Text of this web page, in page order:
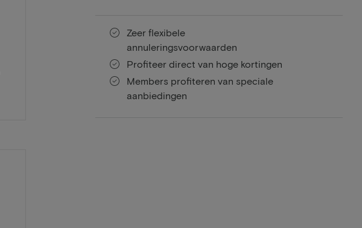
Zeer flexibele
annuleringsvoorwaarden
Profiteer direct van hoge kortingen
Members profiteren van speciale
aanbiedingen